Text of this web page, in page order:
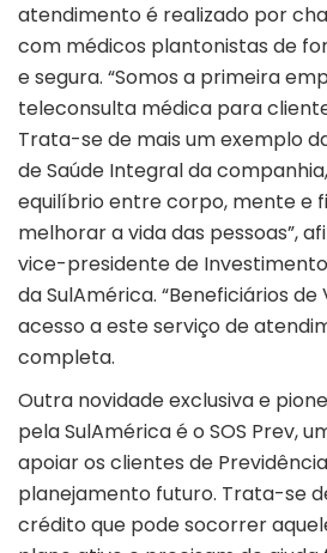
atendimento é realizado por
com médicos plantonistas de
e segura. “Somos a primeira
teleconsulta médica para
Trata-se de mais um exemplo
de Saúde Integral da
equilíbrio entre corpo, mente e
melhorar a vida das pessoas”,
vice-presidente de
da SulAmérica. “Beneficiários
acesso a este serviço de
completa.
Outra novidade exclusiva e
pela SulAmérica é o SOS Prev,
apoiar os clientes de
planejamento futuro. Trata-se
crédito que pode socorrer